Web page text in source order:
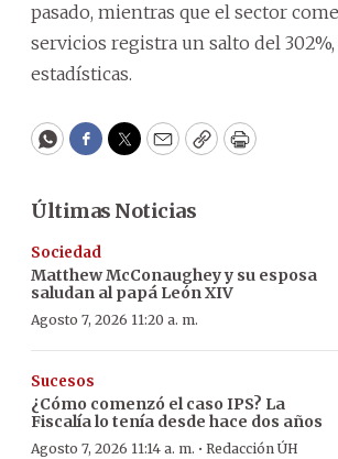
pasado, mientras que el sector
servicios registra un salto del 302%,
estadísticas.
WhatsApp
Facebook
Twitter
EmailCopyPrint
Últimas Noticias
Sociedad
Matthew McConaughey y su esposa
saludan al papá León XIV
Agosto 7, 2026 11:20 a. m.
Sucesos
¿Cómo comenzó el caso IPS? La
Fiscalía lo tenía desde hace dos años
Agosto 7, 2026 11:14 a. m. · Redacción ÚH